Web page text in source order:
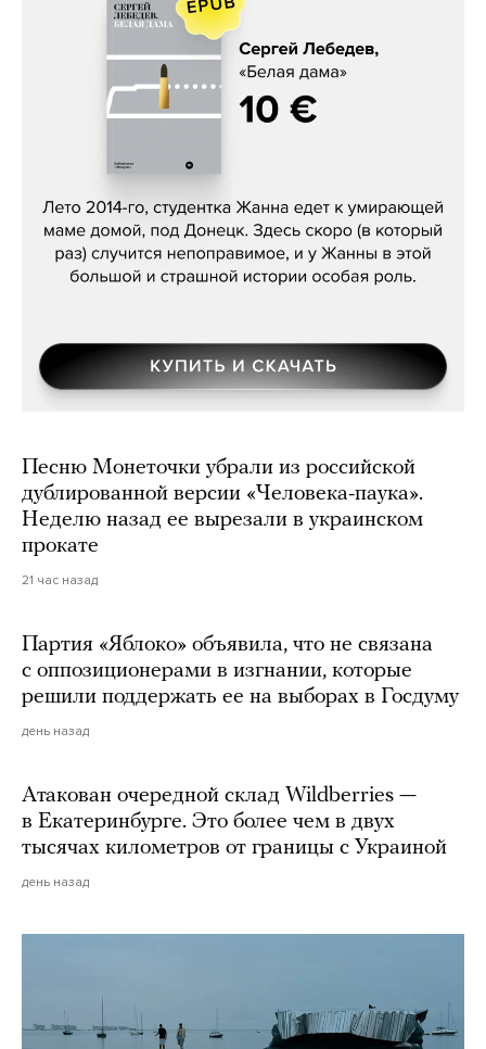
Сергей Лебедев, «Белая дама»
Песню Монеточки убрали из российской
дублированной версии «Человека-паука».
Неделю назад ее вырезали в украинском
прокате
21 час назад
Партия «Яблоко» объявила, что не связана
с оппозиционерами в изгнании, которые
решили поддержать ее на выборах в Госдуму
день назад
Атакован очередной склад Wildberries —
в Екатеринбурге. Это более чем в двух
тысячах километров от границы с Украиной
день назад